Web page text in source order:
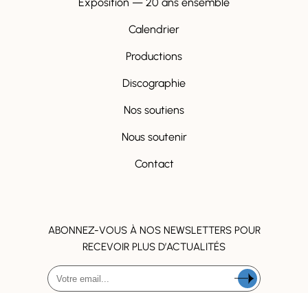
Calendrier
Productions
Discographie
Nos soutiens
Nous soutenir
Contact
ABONNEZ-VOUS À NOS NEWSLETTERS POUR
RECEVOIR PLUS D’ACTUALITÉS